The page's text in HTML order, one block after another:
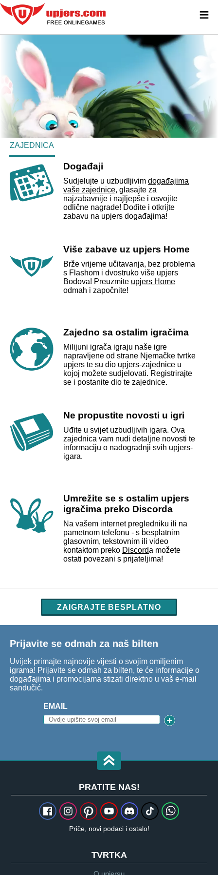
ZAJEDNICA
Događaji
Sudjelujte u uzbudljivim događajima
vaše zajednice, glasajte za
najzabavnije i najljepše i osvojite
odlične nagrade! Dođite i otkrijte
zabavu na upjers događajima!
Više zabave uz upjers Home
Brže vrijeme učitavanja, bez problema
s Flashom i dvostruko više upjers
Bodova! Preuzmite upjers Home
odmah i započnite!
Zajedno sa ostalim igračima
Milijuni igrača igraju naše igre
napravljene od strane Njemačke tvrtke
upjers te su dio upjers-zajednice u
kojoj možete sudjelovati. Registrirajte
se i postanite dio te zajednice.
Ne propustite novosti u igri
Uđite u svijet uzbudljivih igara. Ova
zajednica vam nudi detaljne novosti te
informaciju o nadogradnji svih upjers-
igara.
Umrežite se s ostalim upjers
igračima preko Discorda
Na vašem internet pregledniku ili na
pametnom telefonu - s besplatnim
glasovnim, tekstovnim ili video
kontaktom preko Discorda možete
ostati povezani s prijateljima!
ZAIGRAJTE BESPLATNO
Prijavite se odmah za naš bilten
Uvijek primajte najnovije vijesti o svojim omiljenim
igrama! Prijavite se odmah za bilten, te će informacije o
događajima i promocijama stizati direktno u vaš e-mail
sandučić.
EMAIL
PRATITE NAS!
Priče, novi podaci i ostalo!
TVRTKA
≡